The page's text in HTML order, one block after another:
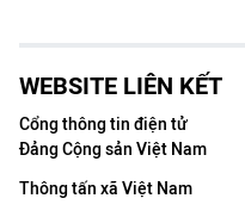
WEBSITE LIÊN KẾT
Cổng thông tin điện tử
Đảng Cộng sản Việt Nam
Thông tấn xã Việt Nam